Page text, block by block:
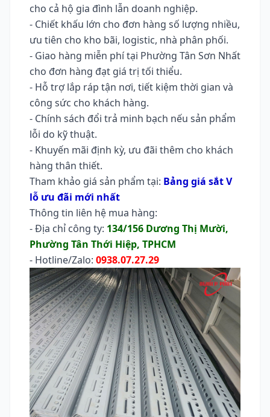
cho cả hộ gia đình lẫn doanh nghiệp.
- Chiết khấu lớn cho đơn hàng số lượng nhiều,
ưu tiên cho kho bãi, logistic, nhà phân phối.
- Giao hàng miễn phí tại Phường Tân Sơn Nhất
cho đơn hàng đạt giá trị tối thiểu.
- Hỗ trợ lắp ráp tận nơi, tiết kiệm thời gian và
công sức cho khách hàng.
- Chính sách đổi trả minh bạch nếu sản phẩm
lỗi do kỹ thuật.
- Khuyến mãi định kỳ, ưu đãi thêm cho khách
hàng thân thiết.
Tham khảo giá sản phẩm tại: Bảng giá sắt V
lỗ ưu đãi mới nhất
Thông tin liên hệ mua hàng:
- Địa chỉ công ty: 134/156 Dương Thị Mười,
Phường Tân Thới Hiệp, TPHCM
- Hotline/Zalo: 0938.07.27.29